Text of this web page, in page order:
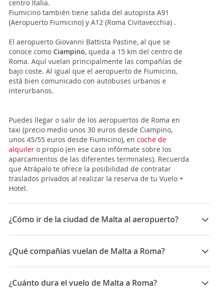
centro Italia.
Fiumicino también tiene salida del autopista A91
(Aeropuerto Fiumicino) y A12 (Roma Civitavecchia) .
El aeropuerto Giovanni Battista Pastine, al que se
conoce como Ciampino, queda a 15 km del centro de
Roma. Aquí vuelan principalmente las compañías de
bajo coste. Al igual que el aeropuerto de Fiumicino,
está bien comunicado con autobuses urbanos e
interurbanos.
Puedes llegar o salir de los aeropuertos de Roma en
taxi (precio medio unos 30 euros desde Ciampino,
unos 45/55 euros desde Fiumicino), en coche de
alquiler o propio (en ese caso infórmate sobre los
aparcamientos de las diferentes terminales). Recuerda
que Atrápalo te ofrece la posibilidad de contratar
traslados privados al realizar la reserva de tu Vuelo +
Hotel.
¿Cómo ir de la ciudad de Malta al aeropuerto?
El aeropuerto Internacional de Malta es el único
aeropuerto de Malta y está entre Luqa y Gudja y a 8
Km de La Valeta, la capital maltesa. Al no existir
autopistas en Malta, llegar del Aeropuerto de Malta a
distintas opciones que tienes:
¿Qué compañías vuelan de Malta a Roma?
Las compañías que vuelan de Malta a Roma son:
Ryanair, APG Airlines, ITA Airways, Air Malta
¿Cuánto dura el vuelo de Malta a Roma?